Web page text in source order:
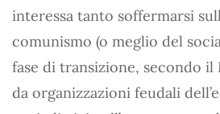
interessa tanto soffermarsi
comunismo (o meglio del
fase di transizione, secondo
da organizzazioni feudali